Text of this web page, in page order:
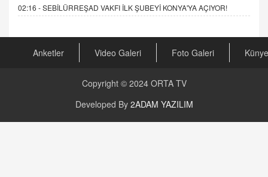
02:16 -SEBİLÜRREŞAD VAKFI İLK ŞUBEYİ KONYA'YA AÇIYOR!
Anketler Video Galeri Foto Galeri Künye
Copyright © 2024 ORTA TV
Developed By 2ADAM YAZILIM